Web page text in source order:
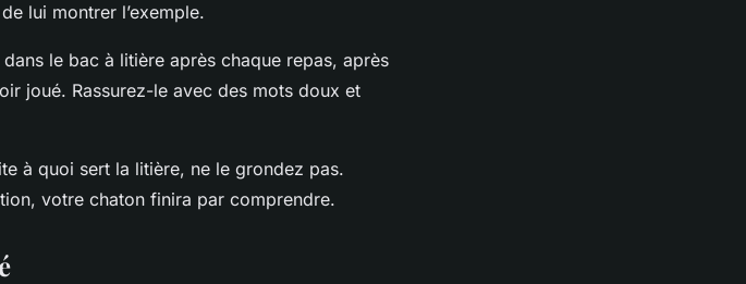
lui montrer l’exemple.
le bac à litière après chaque repas, après
joué. Rassurez-le avec des mots doux et
à quoi sert la litière, ne le grondez pas.
votre chaton finira par comprendre.